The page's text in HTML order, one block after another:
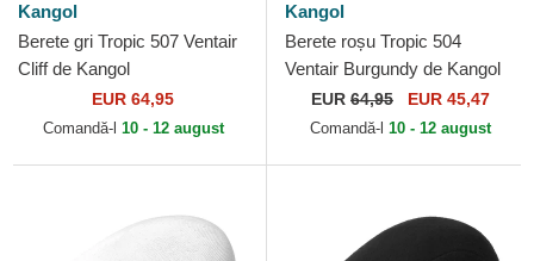
Kangol
Berete gri Tropic 507 Ventair
Cliff de Kangol
EUR 64,95
Comandă-l 10 - 12 august
Kangol
Berete roșu Tropic 504
Ventair Burgundy de Kangol
EUR 64,95 EUR 45,47
Comandă-l 10 - 12 august